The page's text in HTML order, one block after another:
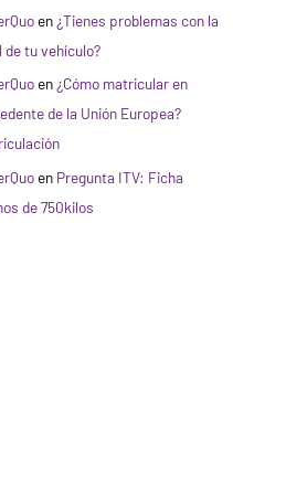
en ¿Tienes problemas con la
tu vehículo?
en ¿Cómo matricular en
de la Unión Europea?
en Pregunta ITV: Ficha
de 750kilos